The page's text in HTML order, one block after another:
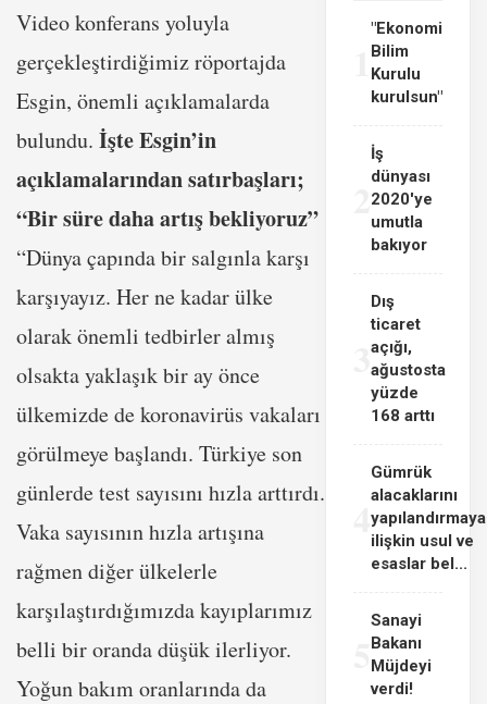
Video konferans yoluyla
gerçekleştirdiğimiz röportajda
Esgin, önemli açıklamalarda
bulundu. İşte Esgin’in
açıklamalarından satırbaşları;
“Bir süre daha artış bekliyoruz”
“Dünya çapında bir salgınla karşı
karşıyayız. Her ne kadar ülke
olarak önemli tedbirler almış
olsakta yaklaşık bir ay önce
ülkemizde de koronavirüs vakaları
görülmeye başlandı. Türkiye son
günlerde test sayısını hızla arttırdı.
Vaka sayısının hızla artışına
rağmen diğer ülkelerle
karşılaştırdığımızda kayıplarımız
belli bir oranda düşük ilerliyor.
Yoğun bakım oranlarında da
"Ekonomi
Bilim
Kurulu
kurulsun"
İş
dünyası
2020'ye
umutla
bakıyor
3
Dış
ticaret
açığı,
ağustosta
yüzde
168 arttı
4
Gümrük
alacaklarını
yapılandırmaya
ilişkin usul ve
esaslar bel...
Sanayi
Bakanı
Müjdeyi
verdi!